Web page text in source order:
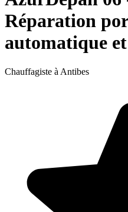
Réparation
automatique
Chauffagiste à Antibes